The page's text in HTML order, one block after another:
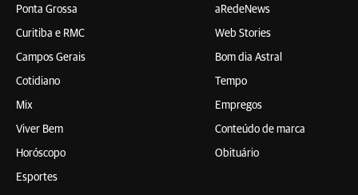
Ponta Grossa
Curitiba e RMC
Campos Gerais
Cotidiano
Mix
Viver Bem
Horóscopo
Esportes
aRedeNews
Web Stories
Bom dia Astral
Tempo
Empregos
Conteúdo de marca
Obituário